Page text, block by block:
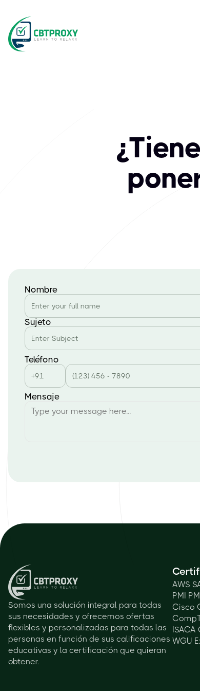
Nombre
Sujeto
Teléfono
Mensaje
Somos una solución integral para todas
sus necesidades y ofrecemos ofertas
flexibles y personalizadas para todas las
personas en función de sus calificaciones
educativas y la certificación que quieran
obtener.
AWS
PMI
Cisco
ISACA
WGU